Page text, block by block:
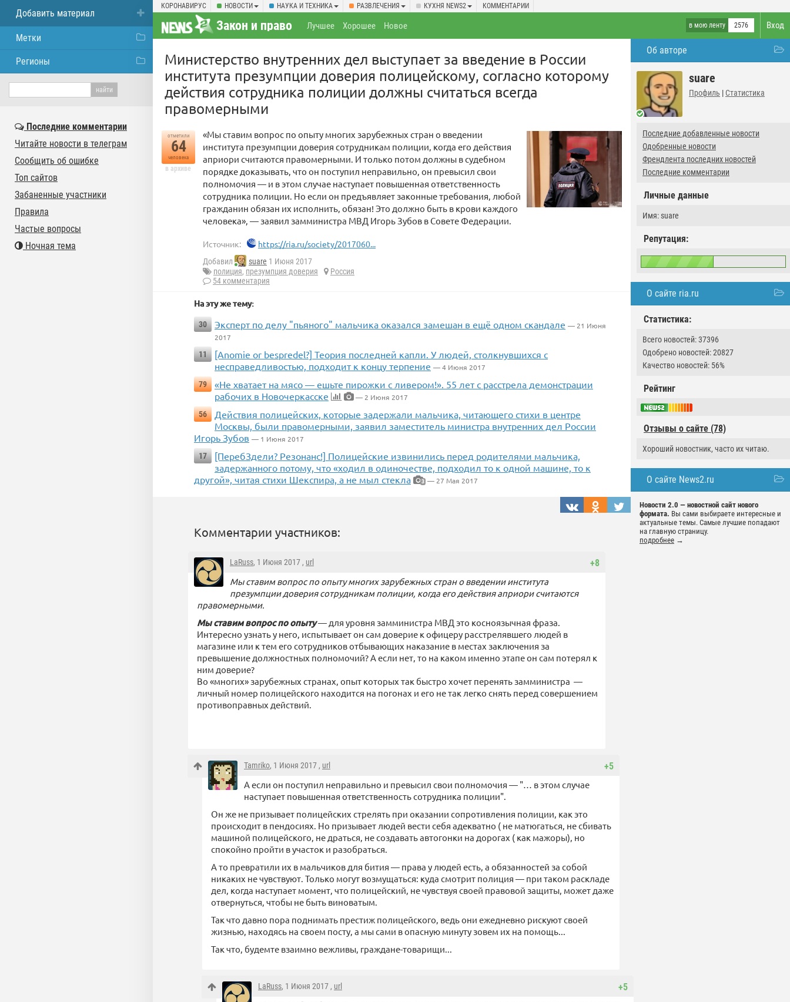
КОРОНАВИРУС НОВОСТИ НАУКА И ТЕХНИКА РАЗВЛЕЧЕНИЯ КУХНЯ NEWS2 КОММЕНТАРИИ
Вход
Закон и право в мою ленту 2576
Лучшее Хорошее Новое
Об авторе
suare
Профиль | Статистика
Последние добавленные новости
Одобренные новости
Френдлента последних новостей
Последние комментарии
Личные данные
Имя: suare
Репутация:
О сайте ria.ru
Статистика:
Всего новостей: 37396
Одобрено новостей: 20827
Качество новостей: 56%
Рейтинг
Отзывы о сайте (78)
Хороший новостник, часто их читаю.
О сайте News2.ru
Новости 2.0 — новостной сайт нового
формата. Вы сами выбираете интересные и
актуальные темы. Самые лучшие попадают
на главную страницу.
подробнее →
Министерство внутренних дел выступает за введение в России
института презумпции доверия полицейскому, согласно которому
действия сотрудника полиции должны считаться всегда
правомерными
отметили
64
человека
в архиве
«Мы ставим вопрос по опыту многих зарубежных стран о введении
института презумпции доверия сотрудникам полиции, когда его действия
априори считаются правомерными. И только потом должны в судебном
порядке доказывать, что он поступил неправильно, он превысил свои
полномочия — и в этом случае наступает повышенная ответственность
сотрудника полиции. Но если он предъявляет законные требования, любой
гражданин обязан их исполнить, обязан! Это должно быть в крови каждого
человека», — заявил замминистра МВД Игорь Зубов в Совете Федерации.
Источник: https://ria.ru/society/2017060...
Добавил suare 1 Июня 2017
полиция, презумпция доверия
Россия
54 комментария
На эту же тему:
30 Эксперт по делу "пьяного" мальчика оказался замешан в ещё одном скандале — 21 Июня
2017
11
[Anomie or bespredel?] Теория последней капли. У людей, столкнувшихся с
несправедливостью, подходит к концу терпение — 4 Июня 2017
79
«Не хватает на мясо — ешьте пирожки с ливером!». 55 лет с расстрела демонстрации
рабочих в Новочеркасске
— 2 Июня 2017
56
Действия полицейских, которые задержали мальчика, читающего стихи в центре
Москвы, были правомерными, заявил заместитель министра внутренних дел России
Игорь Зубов — 1 Июня 2017
17
[ПеребЗдели? Резонанс!] Полицейские извинились перед родителями мальчика,
задержанного потому, что «ходил в одиночестве, подходил то к одной машине, то к
другой», читая стихи Шекспира, а не мыл стекла
3 — 27 Мая 2017
Комментарии участников:
+8
LaRuss, 1 Июня 2017 , url
Мы ставим вопрос по опыту многих зарубежных стран о введении института
презумпции доверия сотрудникам полиции, когда его действия априори считаются
правомерными.
Мы ставим вопрос по опыту— для уровня замминистра МВД это косноязычная фраза.
Интересно узнать у него, испытывает он сам доверие к офицеру расстрелявшего людей в
магазине или к тем его сотрудников отбывающих наказание в местах заключения за
превышение должностных полномочий? А если нет, то на каком именно этапе он сам потерял к
ним доверие?
Во «многих» зарубежных странах, опыт которых так быстро хочет перенять замминистра —
личный номер полицейского находится на погонах и его не так легко снять перед совершением
противоправных действий.
+5
Tamriko, 1 Июня 2017 , url
А если он поступил неправильно и превысил свои полномочия — "… в этом случае
наступает повышенная ответственность сотрудника полиции".
Он же не призывает полицейских стрелять при оказании сопротивления полиции, как это
происходит в пендосиях. Но призывает людей вести себя адекватно ( не матюгаться, не сбивать
машиной полицейского, не драться, не создавать автогонки на дорогах ( как мажоры), но
спокойно пройти в участок и разобраться.
А то превратили их в мальчиков для бития — права у людей есть, а обязанностей за собой
никаких не чувствуют. Только могут возмущаться: куда смотрит полиция — при таком раскладе
дел, когда наступает момент, что полицейский, не чувствуя своей правовой защиты, может даже
отвернуться, чтобы не быть виноватым.
Так что давно пора поднимать престиж полицейского, ведь они ежедневно рискуют своей
жизнью, находясь на своем посту, а мы сами в опасную минуту зовем их на помощь...
Так что, будемте взаимно вежливы, граждане-товарищи...
+5
LaRuss, 1 Июня 2017 , url
Добавить материал
Метки
Регионы
Последние комментарии
Читайте новости в телеграм
Сообщить об ошибке
Топ сайтов
Забаненные участники
Правила
Частые вопросы
Ночная тема